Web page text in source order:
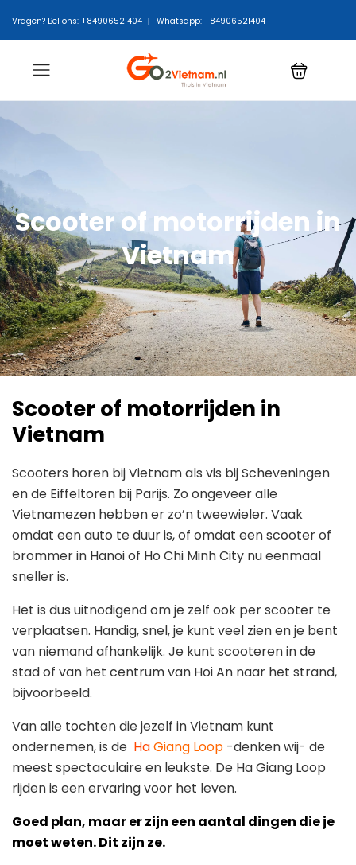
Vragen? Bel ons: +84906521404 Whatsapp: +84906521404
Scooter of motorrijden in
Vietnam
Scooter of motorrijden in
Vietnam
Scooters horen bij Vietnam als vis bij Scheveningen
en de Eiffeltoren bij Parijs. Zo ongeveer alle
Vietnamezen hebben er zo’n tweewieler. Vaak
omdat een auto te duur is, of omdat een scooter of
brommer in Hanoi of Ho Chi Minh City nu eenmaal
sneller is.
Het is dus uitnodigend om je zelf ook per scooter te
verplaatsen. Handig, snel, je kunt veel zien en je bent
van niemand afhankelijk. Je kunt scooteren in de
stad of van het centrum van Hoi An naar het strand,
bijvoorbeeld.
Van alle tochten die jezelf in Vietnam kunt
ondernemen, is de HaGiang Loop -denken wij- de
meest spectaculaire en leukste. De Ha Giang Loop
rijden is een ervaring voor het leven.
Goed plan, maar er zijn een aantal dingen die je
moet weten. Dit zijn ze.